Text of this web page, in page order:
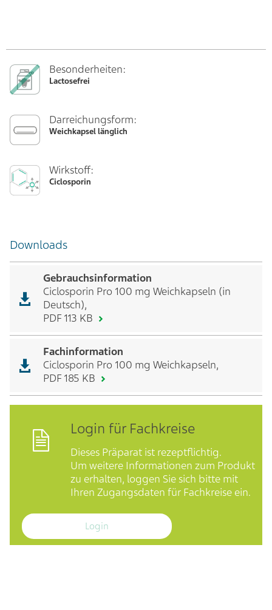
Besonderheiten:
Lactosefrei
Darreichungsform:
Weichkapsel länglich
Wirkstoff:
Ciclosporin
Downloads
Gebrauchsinformation
Ciclosporin Pro 100 mg Weichkapseln (in
Deutsch),
PDF 113 KB
Fachinformation
Ciclosporin Pro 100 mg Weichkapseln,
PDF 185 KB
Login für Fachkreise
Dieses Präparat ist rezeptflichtig.
Um weitere Informationen zum Produkt
zu erhalten, loggen Sie sich bitte mit
Ihren Zugangsdaten für Fachkreise ein.
Login